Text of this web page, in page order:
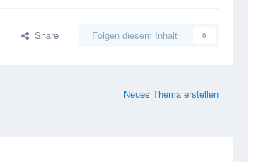
Share Folgen diesem Inhalt 0
Neues Thema erstellen